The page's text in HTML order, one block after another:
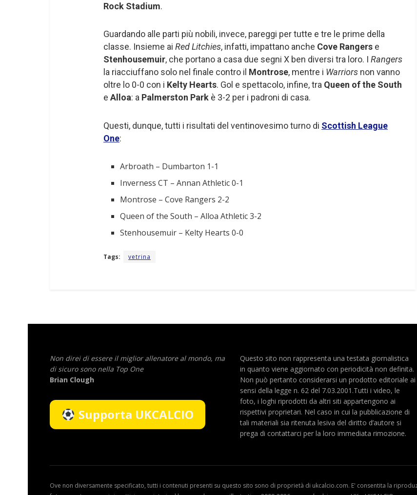
Rock Stadium.
Guardando alle parti più nobili, invece, pareggi per tutte e tre le prime della
classe. Insieme ai Red Litchies, infatti, impattano anche Cove Rangers e
Stenhousemuir, che portano a casa due segni X ben diversi tra loro. I Rangers
la riacciuffano solo nel finale contro il Montrose, mentre i Warriors non vanno
oltre lo 0-0 con i Kelty Hearts. Gol e spettacolo, infine, tra Queen of the South
e Alloa: a Palmerston Park è 3-2 per i padroni di casa.
Questi, dunque, tutti i risultati del ventinovesimo turno di Scottish League
One:
Arbroath – Dumbarton 1-1
Inverness CT – Annan Athletic 0-1
Montrose – Cove Rangers 2-2
Queen of the South – Alloa Athletic 3-2
Stenhousemuir – Kelty Hearts 0-0
Tags: vetrina
Non direi di essere il miglior allenatore al mondo, ma
di sicuro sono nella Top One
Brian Clough
Supporta UKCALCIO
Questo sito non rappresenta una testata giornalistica
in quanto viene aggiornato con periodicità non definita.
Non può pertanto considerarsi un prodotto editoriale ai
sensi della legge n. 62 del 7.03.2001.Tutti i video, le
foto, i loghi riprodotti da altri siti appartengono ai
rispettivi proprietari. Nel caso in cui la pubblicazione di
tali materiali sia ritenuta lesiva del diritto d’autore si
prega di contattarci per la loro immediata rimozione.
Ove non diversamente specificato, tutti i contenuti presenti su questo sito sono di proprietà di ukcalcio.com. E' consentita la